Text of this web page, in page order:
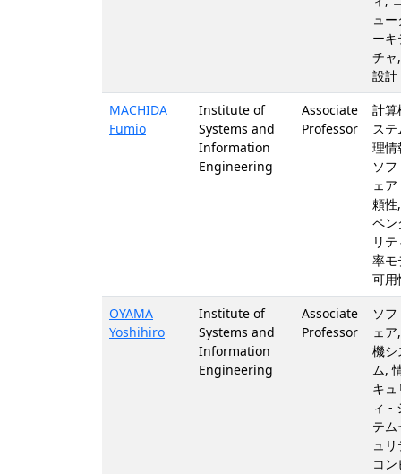
ュ
ーキ
チャ
設計
MACHIDA
Fumio
Institute of
Systems and
Information
Engineering
Associate
Professor
計算
ス
理情
ソ
ェ
頼性
ペン
リ
率モ
可用
OYAMA
Yoshihiro
Institute of
Systems and
Information
Engineering
Associate
Professor
ソ
ェ
機シ
ム,
キュ
ィ -
テム
ュ
コ